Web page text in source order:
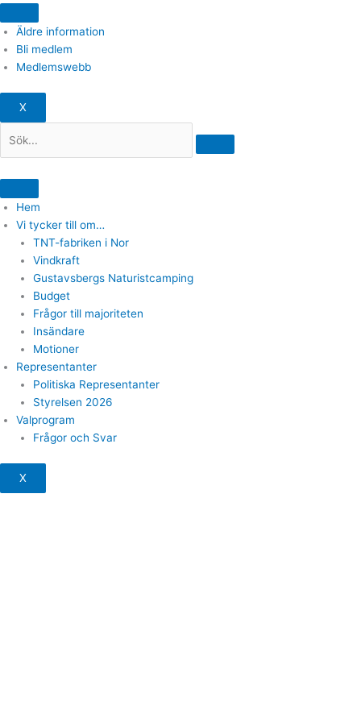
Äldre information
Bli medlem
Medlemswebb
X
Hem
Vi tycker till om…
TNT-fabriken i Nor​
Vindkraft
Gustavsbergs Naturistcamping
Budget
Frågor till majoriteten
Insändare
Motioner
Representanter
Politiska Representanter
Styrelsen 2026
Valprogram
Frågor och Svar
X